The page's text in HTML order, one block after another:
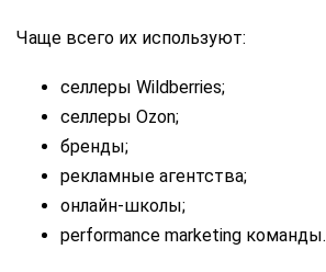
Чаще всего их используют:
селлеры Wildberries;
селлеры Ozon;
бренды;
рекламные агентства;
онлайн-школы;
performance marketing команды.